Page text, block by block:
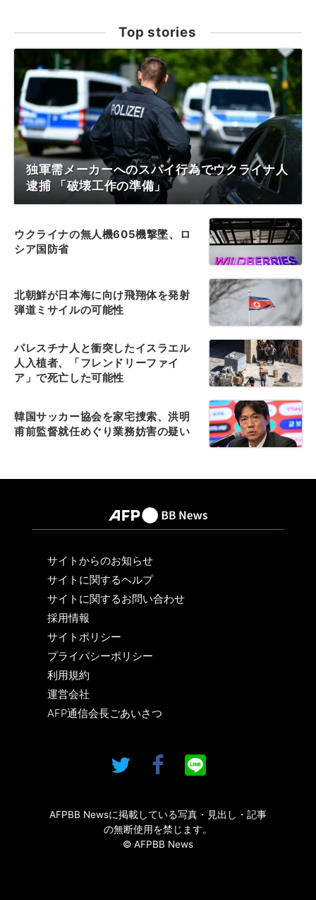
Top stories
独軍需メーカーへのスパイ行為でウクライナ人
逮捕 「破壊工作の準備」
ウクライナの無人機605機撃墜、ロ
シア国防省
北朝鮮が日本海に向け飛翔体を発射
弾道ミサイルの可能性
パレスチナ人と衝突したイスラエル
人入植者、「フレンドリーファイ
ア」で死亡した可能性
韓国サッカー協会を家宅捜索、洪明
甫前監督就任めぐり業務妨害の疑い
サイトからのお知らせ
サイトに関するヘルプ
サイトに関するお問い合わせ
採用情報
サイトポリシー
プライバシーポリシー
利用規約
運営会社
AFP通信会長ごあいさつ
AFPBB Newsに掲載している写真・見出し・記事
の無断使用を禁じます。
© AFPBB News